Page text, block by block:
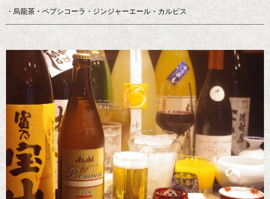
・烏龍茶・ペプシコーラ・ジンジャーエール・カルピス